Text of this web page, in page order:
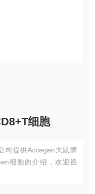
细胞
司提供Accegen大鼠脾
细胞的介绍，欢迎咨